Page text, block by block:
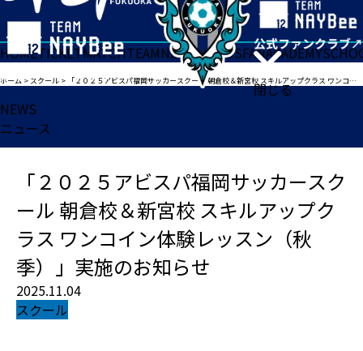
閉じる
HOMETICKETMATCHTEAMNEWSGOODSFANACADEMY
ホーム > スクール > 「２０２５アビスパ福岡サッカースクール 朝倉校＆新宮校 スキルアップクラス ワンコイン体験レッスン（秋季）」実施のお知らせ
NEWS
ニュース
「２０２５アビスパ福岡サッカースク
ール 朝倉校＆新宮校 スキルアップク
ラス ワンコイン体験レッスン（秋
季）」実施のお知らせ
2025.11.04
スクール